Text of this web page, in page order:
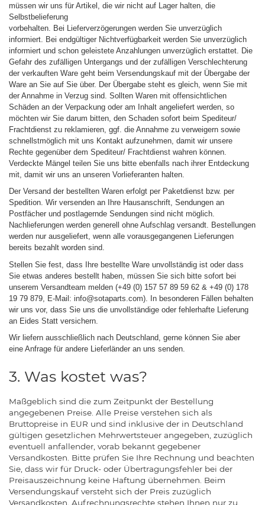
müssen wir uns für Artikel, die wir nicht auf Lager halten, die
Selbstbelieferung
vorbehalten. Bei Lieferverzögerungen werden Sie unverzüglich
informiert. Bei endgültiger Nichtverfügbarkeit werden Sie unverzüglich
informiert und schon geleistete Anzahlungen unverzüglich erstattet. Die
Gefahr des zufälligen Untergangs und der zufälligen Verschlechterung
der verkauften Ware geht beim Versendungskauf mit der Übergabe der
Ware an Sie auf Sie über. Der Übergabe steht es gleich, wenn Sie mit
der Annahme in Verzug sind. Sollten Waren mit offensichtlichen
Schäden an der Verpackung oder am Inhalt angeliefert werden, so
möchten wir Sie darum bitten, den Schaden sofort beim Spediteur/
Frachtdienst zu reklamieren, ggf. die Annahme zu verweigern sowie
schnellstmöglich mit uns Kontakt aufzunehmen, damit wir unsere
Rechte gegenüber dem Spediteur/ Frachtdienst wahren können.
Verdeckte Mängel teilen Sie uns bitte ebenfalls nach ihrer Entdeckung
mit, damit wir uns an unseren Vorlieferanten halten.
Der Versand der bestellten Waren erfolgt per Paketdienst bzw. per
Spedition. Wir versenden an Ihre Hausanschrift, Sendungen an
Postfächer und postlagernde Sendungen sind nicht möglich.
Nachlieferungen werden generell ohne Aufschlag versandt. Bestellungen
werden nur ausgeliefert, wenn alle vorausgegangenen Lieferungen
bereits bezahlt worden sind.
Stellen Sie fest, dass Ihre bestellte Ware unvollständig ist oder dass
Sie etwas anderes bestellt haben, müssen Sie sich bitte sofort bei
unserem Versandteam melden (+49 (0) 157 57 89 59 62 & +49 (0) 178
19 79 879, E-Mail: info@sotaparts.com). In besonderen Fällen behalten
wir uns vor, dass Sie uns die unvollständige oder fehlerhafte Lieferung
an Eides Statt versichern.
Wir liefern ausschließlich nach Deutschland, gerne können Sie aber
eine Anfrage für andere Lieferländer an uns senden.
3. Was kostet was?
Maßgeblich sind die zum Zeitpunkt der Bestellung
angegebenen Preise. Alle Preise verstehen sich als
Bruttopreise in EUR und sind inklusive der in Deutschland
gültigen gesetzlichen Mehrwertsteuer angegeben, zuzüglich
eventuell anfallender, vorab bekannt gegebener
Versandkosten. Bitte prüfen Sie Ihre Rechnung und beachten
Sie, dass wir für Druck- oder Übertragungsfehler bei der
Preisauszeichnung keine Haftung übernehmen. Beim
Versendungskauf versteht sich der Preis zuzüglich
Versandkosten. Aufrechnungsrechte stehen Ihnen nur zu,